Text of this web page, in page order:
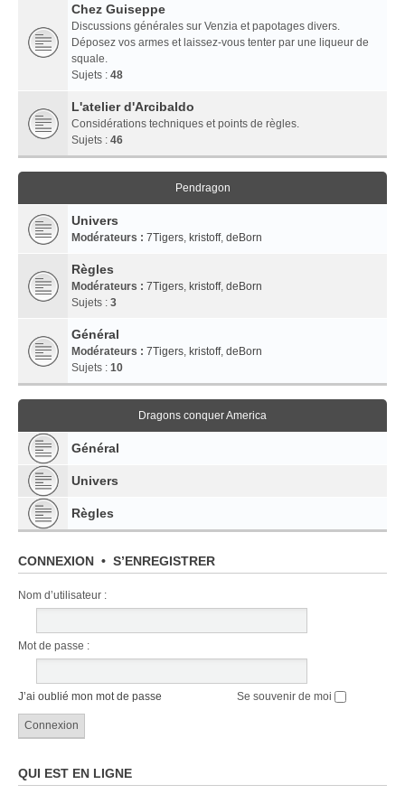
Chez Guiseppe
Discussions générales sur Venzia et papotages divers.
Déposez vos armes et laissez-vous tenter par une liqueur de
squale.
Sujets : 48
L'atelier d'Arcibaldo
Considérations techniques et points de règles.
Sujets : 46
Pendragon
Univers
Modérateurs : 7Tigers, kristoff, deBorn
Règles
Modérateurs : 7Tigers, kristoff, deBorn
Sujets : 3
Général
Modérateurs : 7Tigers, kristoff, deBorn
Sujets : 10
Dragons conquer America
Général
Univers
Règles
CONNEXION • S’ENREGISTRER
Nom d’utilisateur :
Mot de passe :
J’ai oublié mon mot de passe Se souvenir de moi
QUI EST EN LIGNE